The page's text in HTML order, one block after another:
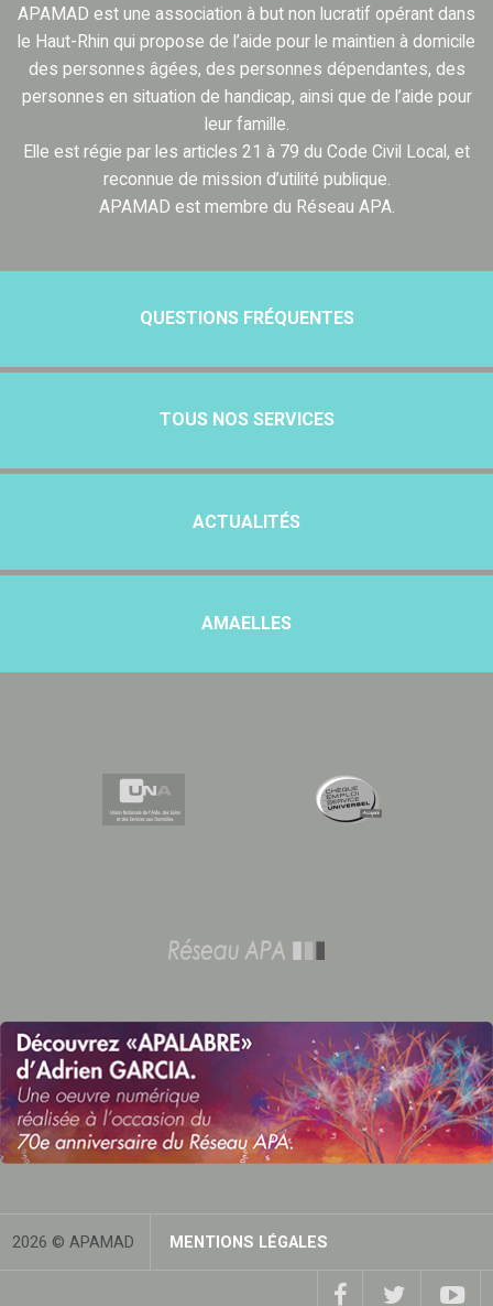
APAMAD est une association à but non lucratif opérant dans
le Haut-Rhin qui propose de l’aide pour le maintien à domicile
des personnes âgées, des personnes dépendantes, des
personnes en situation de handicap, ainsi que de l’aide pour
leur famille.
Elle est régie par les articles 21 à 79 du Code Civil Local, et
reconnue de mission d’utilité publique.
APAMAD est membre du Réseau APA.
QUESTIONS FRÉQUENTES
TOUS NOS SERVICES
ACTUALITÉS
AMAELLES
2026 © APAMAD MENTIONS LÉGALES